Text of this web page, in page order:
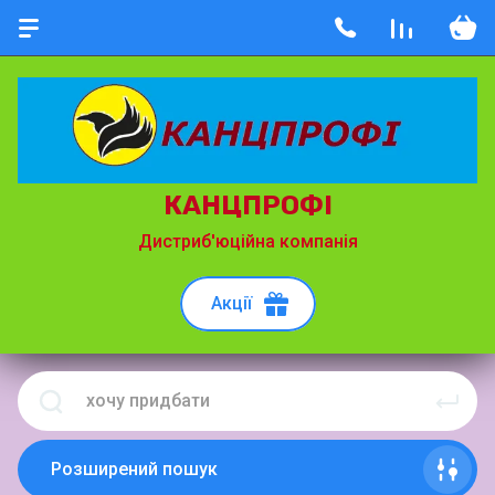
КАНЦПРОФІ
Дистриб'юційна компанія
Акції
Розширений пошук